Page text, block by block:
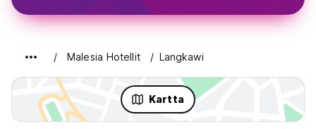
Malesia Hotellit Langkawi
Kartta